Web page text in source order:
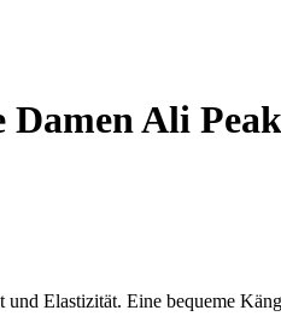
Damen Ali
Elastizität. Eine bequeme